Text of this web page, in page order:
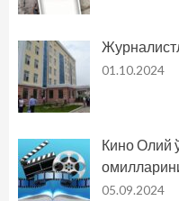
01.10.2024
Кино Олий
05.09.2024